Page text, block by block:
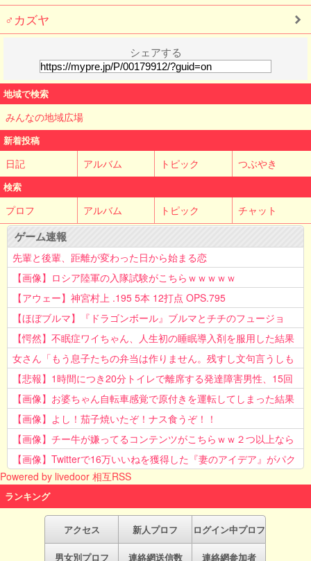
♂カズヤ
シェアする
地域で検索
みんなの地域広場
新着投稿
日記 アルバム トピック つぶやき
検索
プロフ アルバム トピック チャット
ゲーム速報
先輩と後輩、距離が変わった日から始まる恋
【画像】ロシア陸軍の入隊試験がこちらｗｗｗｗｗ
【アウェー】神宮村上 .195 5本 12打点 OPS.795
【ほぼブルマ】『ドラゴンボール』ブルマとチチのフュージョ
ン、クッソ可愛すぎるwwwwwww
【愕然】不眠症ワイちゃん、人生初の睡眠導入剤を服用した結果
ｗｗｗｗ
女さん「もう息子たちの弁当は作りません。残すし文句言うしも
う知らない！」
【悲報】1時間につき20分トイレで離席する発達障害男性、15回
以上転職を重ねてしまう
【画像】お婆ちゃん自転車感覚で原付きを運転してしまった結果
www
【画像】よし！茄子焼いたぞ！ナス食うぞ！！
【画像】チー牛が嫌ってるコンテンツがこちらｗｗ２つ以上なら
確定ｗｗ
【画像】Twitterで16万いいねを獲得した『妻のアイデア』がパク
リで草www
Powered by livedoor 相互RSS
ランキング
アクセス 新人プロフ ログイン中プロフ
男女別プロフ 連絡網送信数 連絡網参加者